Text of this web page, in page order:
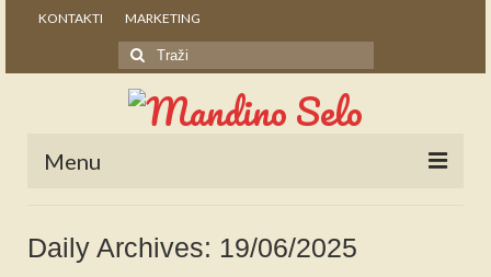
KONTAKTI MARKETING
Search
for:
Menu
NOVOSTI
Daily Archives: 19/06/2025